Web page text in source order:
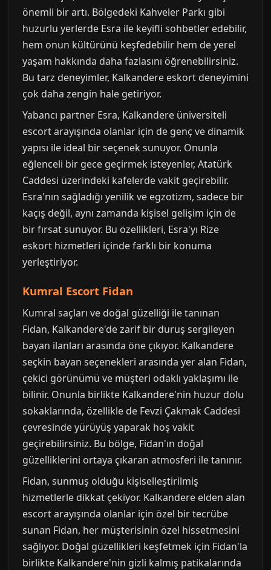
önemli bir artı. Bölgedeki Kahveler Parkı gibi
huzurlu yerlerde Esra ile keyifli sohbetler edebilir,
hem onun kültürünü keşfedebilir hem de yerel
yaşam hakkında daha fazlasını öğrenebilirsiniz.
Bu tarz deneyimler, Kalkandere eskort deneyimini
çok daha zengin hale getiriyor.
Yabancı partner Esra, Kalkandere üniversiteli
escort arayışında olanlar için de genç ve dinamik
yapısı ile ideal bir seçenek sunuyor. Onunla
eğlenceli bir gece geçirmek isteyenler, Atatürk
Caddesi üzerindeki kafelerde vakit geçirebilir.
Esra'nın sağladığı yenilik ve egzotizm, sadece bir
kaçış değil, aynı zamanda kişisel gelişim için de
bir fırsat sunuyor. Bu özellikleri, Esra'yı Rize
eskort hizmetleri içinde farklı bir konuma
yerleştiriyor.
Kumral Escort Fidan
Kumral saçları ve doğal güzelliği ile tanınan
Fidan, Kalkandere'de zarif bir duruş sergileyen
bayan ilanları arasında öne çıkıyor. Kalkandere
seçkin bayan seçenekleri arasında yer alan Fidan,
çekici görünümü ve müşteri odaklı yaklaşımı ile
bilinir. Onunla birlikte Kalkandere'nin huzur dolu
sokaklarında, özellikle de Fevzi Çakmak Caddesi
çevresinde yürüyüş yaparak hoş vakit
geçirebilirsiniz. Bu bölge, Fidan'ın doğal
güzelliklerini ortaya çıkaran atmosferi ile tanınır.
Fidan, sunmuş olduğu kişiselleştirilmiş
hizmetlerle dikkat çekiyor. Kalkandere elden alan
escort arayışında olanlar için özel bir tecrübe
sunan Fidan, her müşterisinin özel hissetmesini
sağlıyor. Doğal güzellikleri keşfetmek için Fidan'la
birlikte Kalkandere'nin gizli kalmış patikalarında